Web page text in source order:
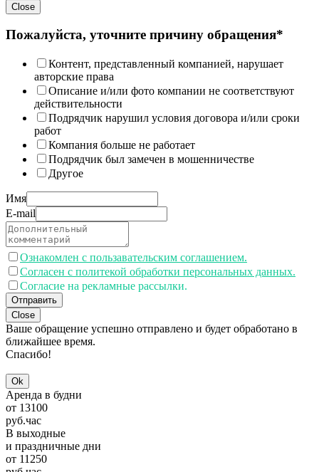
Close
Пожалуйста, уточните причину обращения*
Контент, представленный компанией, нарушает
авторские права
Описание и/или фото компании не соответствуют
действительности
Подрядчик нарушил условия договора и/или сроки
работ
Компания больше не работает
Подрядчик был замечен в мошенничестве
Другое
Имя
E-mail
Ознакомлен с пользавательским соглашением.
Согласен с политекой обработки персональных данных.
Согласие на рекламные рассылки.
Отправить
Close
Ваше обращение успешно отправлено и будет обработано в
ближайшее время.
Спасибо!
Ok
Аренда в будни
от 13100
руб.час
В выходные
и праздничные дни
от 11250